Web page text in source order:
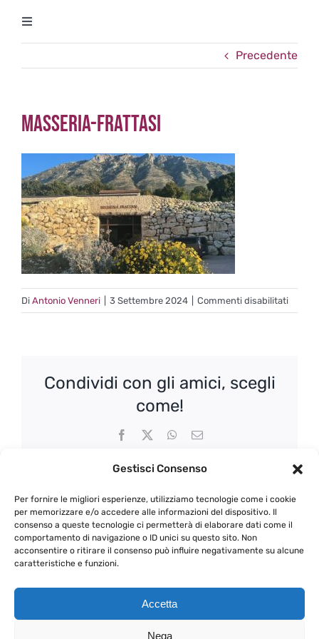
Gestisci Consenso
Per fornire le migliori esperienze, utilizziamo tecnologie come i cookie
per memorizzare e/o accedere alle informazioni del dispositivo. Il
consenso a queste tecnologie ci permetterà di elaborare dati come il
comportamento di navigazione o ID unici su questo sito. Non
acconsentire o ritirare il consenso può influire negativamente su alcune
caratteristiche e funzioni.
Accetta
Nega
Toggle
Navigation
Corsi
Regala un’esperienza
Ricevi Newsletter
L’associazione
Precedente
masseria-frattasi
Di Antonio Venneri 3 Settembre 2024 Commenti disabilitatisu
Condividi con gli amici, scegli
come!
Facebook WhatsApp
Email
Scritto da:Antonio Venneri